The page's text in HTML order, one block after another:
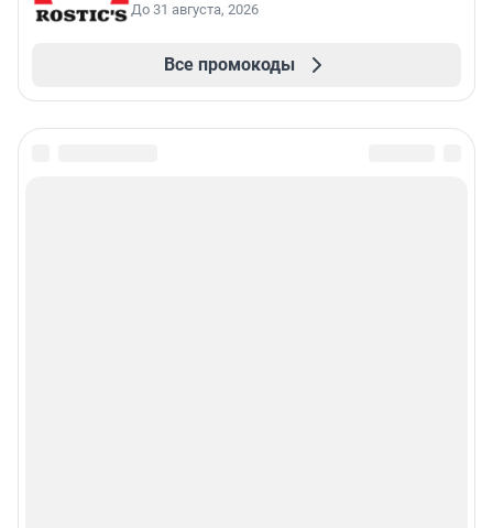
До 31 августа, 2026
Все промокоды